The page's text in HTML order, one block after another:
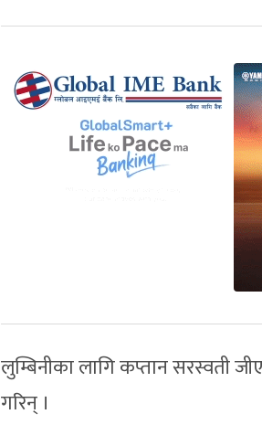
लुम्बिनीका लागि कप्तान सरस्वती
गरिन् ।